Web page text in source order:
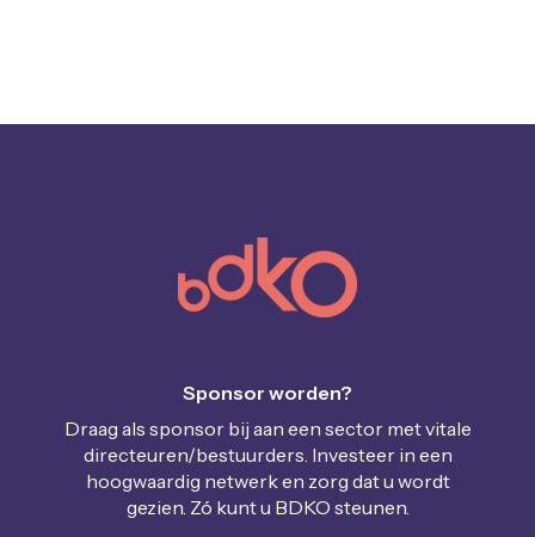
Sponsor worden?
Draag als sponsor bij aan een sector met vitale
directeuren/bestuurders. Investeer in een
hoogwaardig netwerk en zorg dat u wordt
gezien. Zó kunt u BDKO steunen.